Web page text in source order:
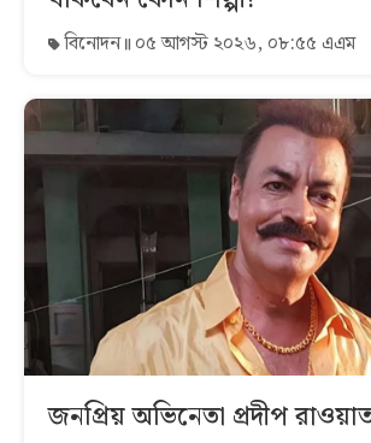
বিনোদন ০৫ আগস্ট ২০২৬, ০৮:৫৫ এএম
জনপ্রিয় অভিনেতা প্রদীপ